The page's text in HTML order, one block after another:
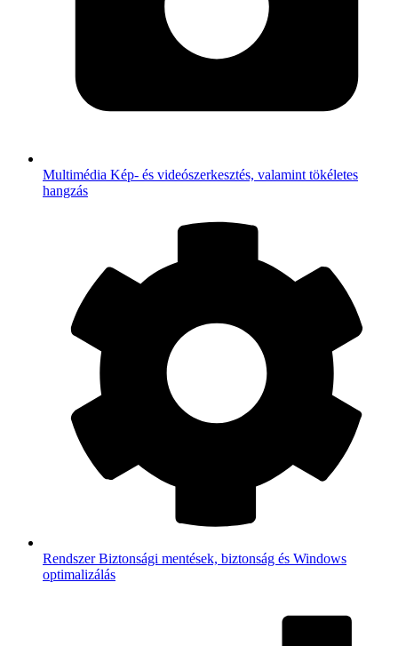
Multimédia Kép- és videószerkesztés, valamint tökéletes
hangzás
RendszerBiztonsági mentések, biztonság és Windows
optimalizálás